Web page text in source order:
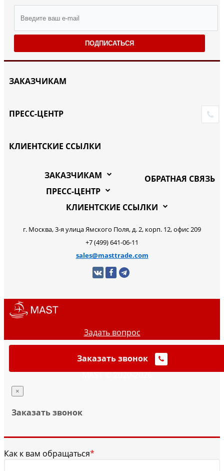
ПОДПИСАТЬСЯ
ЗАКАЗЧИКАМ
ПРЕСС-ЦЕНТР
КЛИЕНТСКИЕ ССЫЛКИ
ОБРАТНАЯ СВЯЗЬ
ЗАКАЗЧИКАМ
ПРЕСС-ЦЕНТР
КЛИЕНТСКИЕ ССЫЛКИ
г. Москва, 3-я улица Ямского Поля, д. 2, корп. 12, офис 209
+7 (499) 641-06-11
sales@masttrade.com
Задать вопрос
Заказать звонок
MAST © 2020-2026
×
Заказать звонок
Как к вам обращаться*